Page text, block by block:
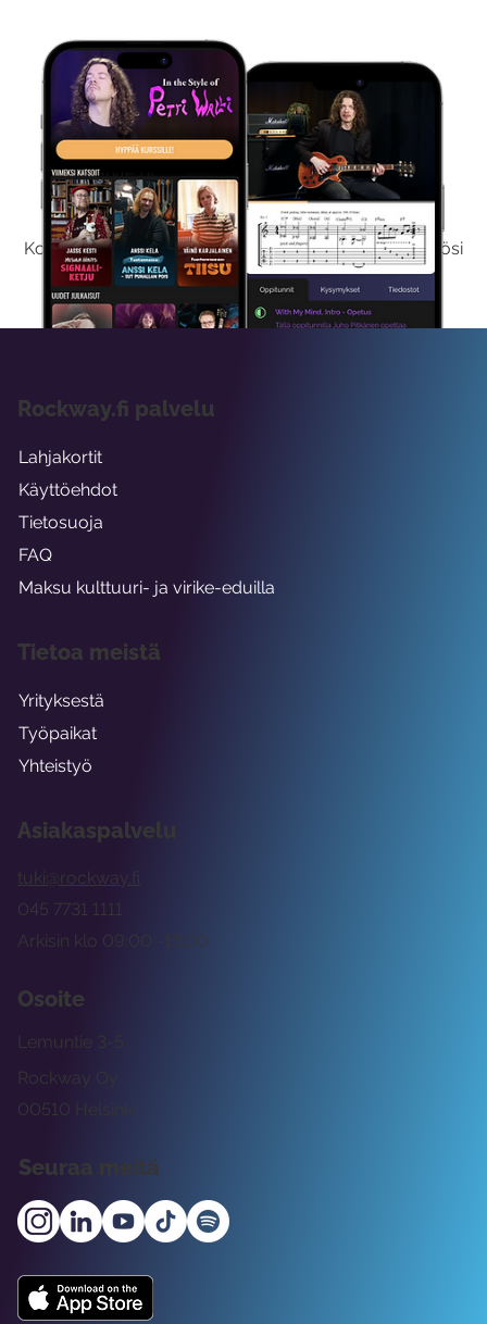
Kokeile Ilmaiseksi
Kokeilemalla ilmaiseksi saat koko sisältömme käyttöösi
viikon ajaksi.
Asiakaspalvelu
tuki@rockway.fi
Arkisin klo 09:00 -15:00
045 7731 1111
Osoite
Rockway Oy
Lemuntie 3-5
00510 Helsinki
Seuraa meitä
Rockway.fi palvelu
Lahjakortit
Käyttöehdot
Tietosuoja
FAQ
Maksu kulttuuri- ja virike-eduilla
Tietoa meistä
Yrityksestä
Työpaikat
Yhteistyö